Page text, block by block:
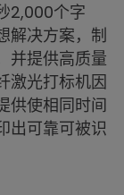
2,000个字
解决方案，制
并提供高质量
激光打标机因
供使相同时间
出可靠可被识